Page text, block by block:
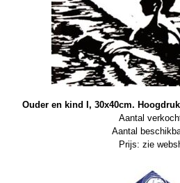
Ouder en kind I, 30x40cm.
Aantal
Aantal
Prijs: zie